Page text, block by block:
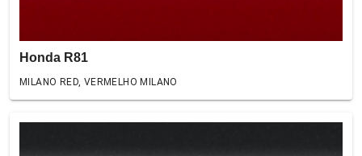
Honda R81
MILANO RED, VERMELHO MILANO